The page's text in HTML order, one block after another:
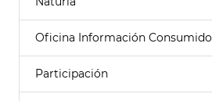
Oficina Información
Participación